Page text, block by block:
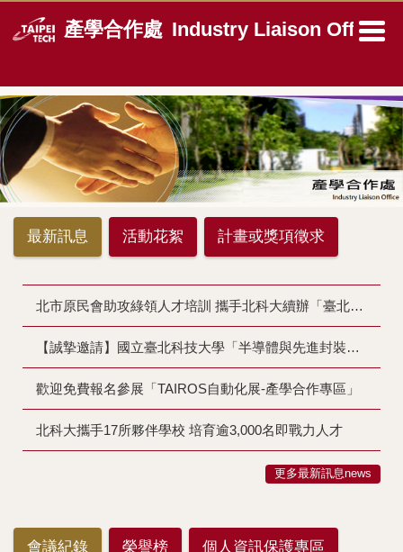
到
內
容
區
產學合作處 Industry Liaison Office
最新訊息 活動花絮 計畫或獎項徵求
北市原民會助攻綠領人才培訓 攜手北科大續辦「臺北市原住民族永續管理人才培訓班」
【誠摯邀請】國立臺北科技大學「半導體與先進封裝量測」產學媒合需求調查
歡迎免費報名參展「TAIROS自動化展-產學合作專區」
北科大攜手17所夥伴學校 培育逾3,000名即戰力人才
更多最新訊息news
會議紀錄 榮譽榜 個人資訊保護專區